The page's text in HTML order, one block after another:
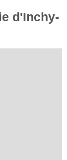
d'Inchy-